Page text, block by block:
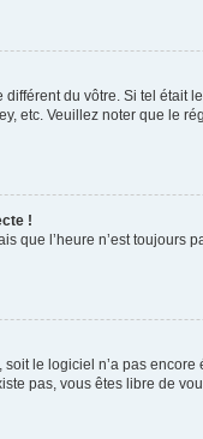
du vôtre. Si tel
etc. Veuillez noter que le
!
que l’heure n’est
le logiciel n’a pas
pas, vous êtes libre de